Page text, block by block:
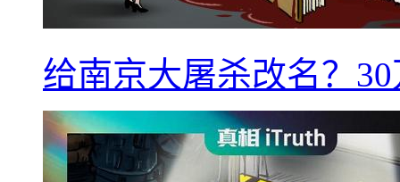
给南京大屠杀改名？